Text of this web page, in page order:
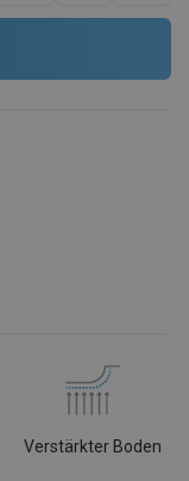
Verstärkter Boden